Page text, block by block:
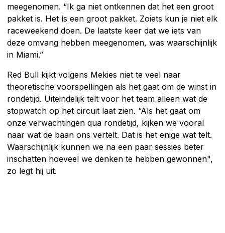
meegenomen. “Ik ga niet ontkennen dat het een groot
pakket is. Het ís een groot pakket. Zoiets kun je niet elk
raceweekend doen. De laatste keer dat we iets van
deze omvang hebben meegenomen, was waarschijnlijk
in Miami.”
Red Bull kijkt volgens Mekies niet te veel naar
theoretische voorspellingen als het gaat om de winst in
rondetijd. Uiteindelijk telt voor het team alleen wat de
stopwatch op het circuit laat zien. “Als het gaat om
onze verwachtingen qua rondetijd, kijken we vooral
naar wat de baan ons vertelt. Dat is het enige wat telt.
Waarschijnlijk kunnen we na een paar sessies beter
inschatten hoeveel we denken te hebben gewonnen",
zo legt hij uit.